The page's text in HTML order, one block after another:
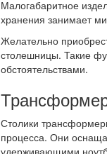
Малогабаритное
хранения занимает
Желательно
столешницы. Такие
обстоятельствами.
Столики
процесса. Они
удерживающими